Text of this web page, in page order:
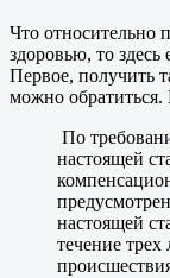
Что относительно
здоровью, то здесь
Первое, получить
можно
По
настоящей
настоящей
течение